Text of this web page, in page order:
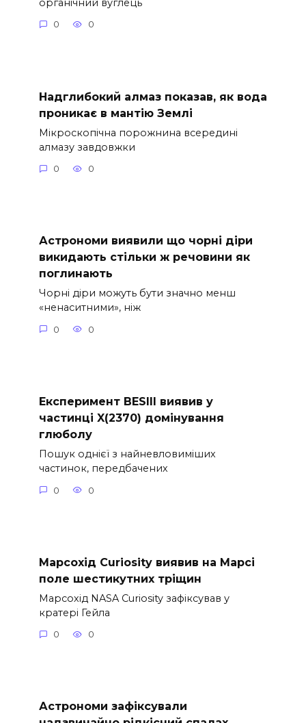
органічний вуглець
0 0
Надглибокий алмаз показав, як вода
проникає в мантію Землі
Мікроскопічна порожнина всередині
алмазу завдовжки
0 0
Астрономи виявили що чорні діри
викидають стільки ж речовини як
поглинають
Чорні діри можуть бути значно менш
«ненаситними», ніж
0 0
Експеримент BESIII виявив у
частинці X(2370) домінування
глюболу
Пошук однієї з найневловиміших
частинок, передбачених
0 0
Марсохід Curiosity виявив на Марсі
поле шестикутних тріщин
Марсохід NASA Curiosity зафіксував у
кратері Гейла
0 0
Астрономи зафіксували